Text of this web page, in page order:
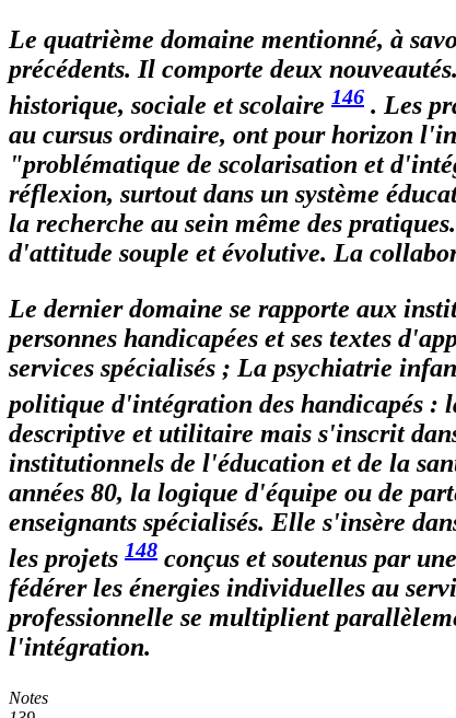
Le quatrième domaine mentionné, à
précédents. Il comporte deux
historique, sociale et scolaire 146 . Les
au cursus ordinaire, ont pour horizon
"problématique de scolarisation et
réflexion, surtout dans un système
la recherche au sein même des
d'attitude souple et évolutive. La
Le dernier domaine se rapporte aux
personnes handicapées et ses textes
services spécialisés ; La psychiatrie
politique d'intégration des handicapés :
descriptive et utilitaire mais s'inscrit
institutionnels de l'éducation et de la
années 80, la logique d'équipe ou de
enseignants spécialisés. Elle s'insère
les projets 148 conçus et soutenus par
fédérer les énergies individuelles au
professionnelle se multiplient
l'intégration.
Notes